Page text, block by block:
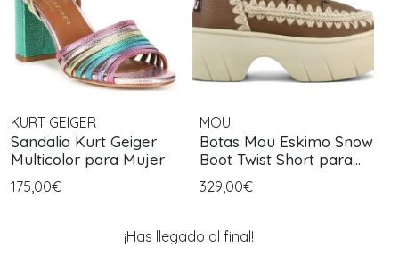
KURT GEIGER
Sandalia Kurt Geiger
Multicolor para Mujer
175,00€
MOU
Botas Mou Eskimo Snow
Boot Twist Short para
Mujer
329,00€
¡Has llegado al final!